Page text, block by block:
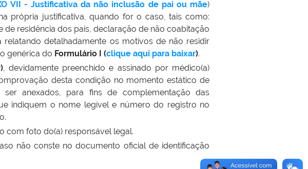
VII - Justificativa da não inclusão de pai ou mãe)
própria justificativa, quando for o caso, tais como:
residência dos pais, declaração de não coabitação
detalhadamente os motivos de não residir
genérica do Formulário I (clique aqui para baixar).
), devidamente preenchido e assinado por médico(a)
desta condição no momento estático de
anexados, para fins de complementação das
indiquem o nome legível e número do registro no
com foto do(a) responsável legal.
não conste no documento oficial de identificação